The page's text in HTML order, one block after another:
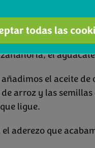
dos mitades y la
el
el aceite de
arroz y las
ligue.
aderezo que
todas las